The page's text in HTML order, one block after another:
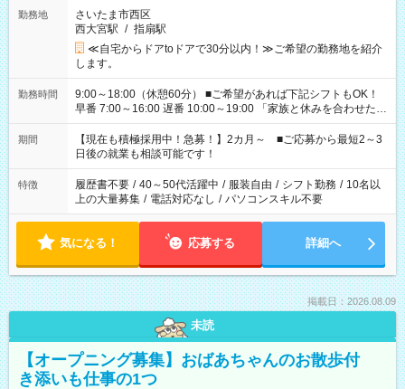
勤務地
さいたま市西区
西大宮駅 / 指扇駅
≪自宅からドアtoドアで30分以内！≫ご希望の勤務地を紹介
します。
勤務時間
9:00～18:00（休憩60分） ■ご希望があれば下記シフトもOK！
早番 7:00～16:00 遅番 10:00～19:00 「家族と休みを合わせた
い」 「余裕を持って夕飯の準備がしたい」 「できれば残業はし
たくない」 など、ご希望を教えてくださいね。 ※Wワーク希望
の方へ 今ご覧のお仕事で希望する勤務時間と、もう1つのお仕事
の勤務時間。 合計で週40時間を超える場合は応募できません。
期間
【現在も積極採用中！急募！】2カ月～ ■ご応募から最短2～3
日後の就業も相談可能です！
特徴 履歴書不要 / 40～50代活躍中 / 服装自由 / シフト勤務 / 10名以
上の大量募集 / 電話対応なし / パソコンスキル不要
気になる！ 応募する 詳細へ
掲載日：2026.08.09
未読
【オープニング募集】おばあちゃんのお散歩付
き添いも仕事の1つ